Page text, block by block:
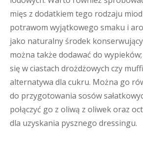
mięs z dodatkiem tego rodzaju
potrawom wyjątkowego smaku i
jako naturalny środek
można także dodawać do
się w ciastach drożdżowych czy
alternatywa dla cukru. Można go
do przygotowania sosów
połączyć go z oliwą z oliwek oraz
dla uzyskania pysznego dressingu.